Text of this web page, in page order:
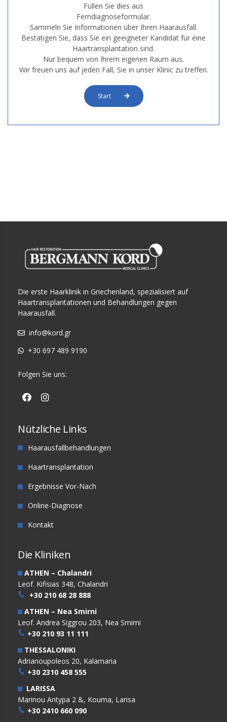
Füllen Sie dies aus
Ferndiagnoseformular.
Sammeln Sie Informationen über Ihren Haarausfall.
Bestätigen Sie, dass Sie ein geeigneter Kandidat für eine
Haartransplantation sind.
Nur bequem von Ihrem eigenen Raum aus.
Wir freuen uns auf jeden Fall, Sie in unser Klinic zu treffen.
Start
Die erste Haarklinik in Griechenland, spezialisiert auf
Haartransplantationen und Behandlungen gegen
Haarausfall.
info@kord.gr
+30 697 489 9190
Folgen Sie uns:
Nützliche Links
Haarausfallbehandlungen
Haartransplantation
Ergebnisse Vor-Nach
Online-Diagnose
Kontakt
Die Kliniken
ATHEN – Chalandri
Leof. Kifisias 348, Chalandri
+30 210 68 28 888
ATHEN – Nea Smirni
Leof. Andrea Siggrou 203, Nea Smirni
+30 210 93 11 111
THESSALONIKI
Adrianoupoleos 20, Kalamaria
+30 2310 458 555
LARISSA
Marinou Antypa 2 &, Kouma, Larisa
+30 2410 660 090